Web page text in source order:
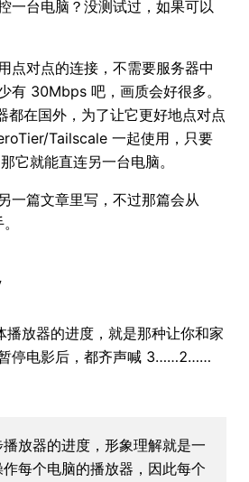
一台电脑？没测试过，如果可以
点对点的连接，不需要服务器中
有 30Mbps 吧，画质会好很多。
都在国外，为了让它更好地点对点
Tailscale 一起使用，只要
它就能直连另一台电脑。
一篇文章里写，不过那篇会从
播放器的进度，就是那种让你和家
停电影后，都齐声喊 3……2……
播放器的进度，形象理解就是一
每个电脑的播放器，因此每个